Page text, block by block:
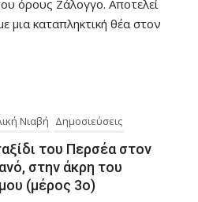
όρους Ζάλογγο. Αποτελεί
μια καταπληκτική θέα στον
Νιαβή Δημοσιεύσεις
του Περσέα στον
στην άκρη του
(μέρος 3ο)